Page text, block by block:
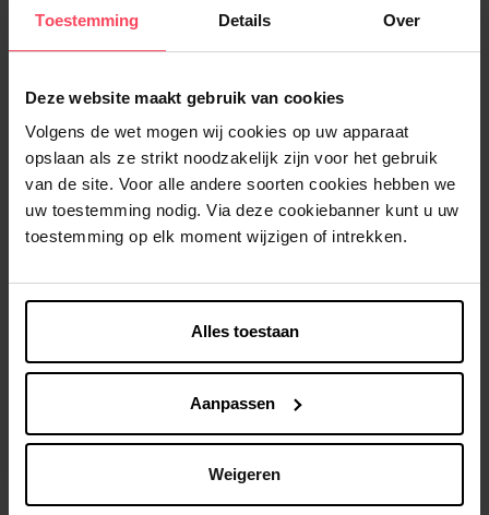
Toestemming Details Over
Deze website maakt gebruik van cookies
Volgens de wet mogen wij cookies op uw apparaat
opslaan als ze strikt noodzakelijk zijn voor het gebruik
van de site. Voor alle andere soorten cookies hebben we
uw toestemming nodig. Via deze cookiebanner kunt u uw
toestemming op elk moment wijzigen of intrekken.
Alles toestaan
Aanpassen
Weigeren
In winkelmandje
Gratis retour in je winkelpunt
Verzending binnen 24u
Nog iets vergeten ?